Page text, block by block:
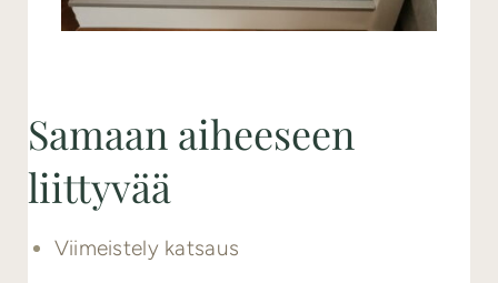
Samaan aiheeseen
liittyvää
Viimeistely katsaus